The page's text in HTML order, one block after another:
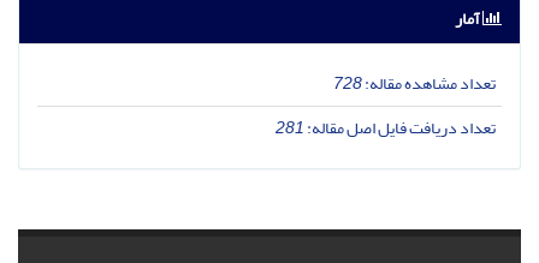
آمار
تعداد مشاهده مقاله:728
تعداد دریافت فایل اصل مقاله:281